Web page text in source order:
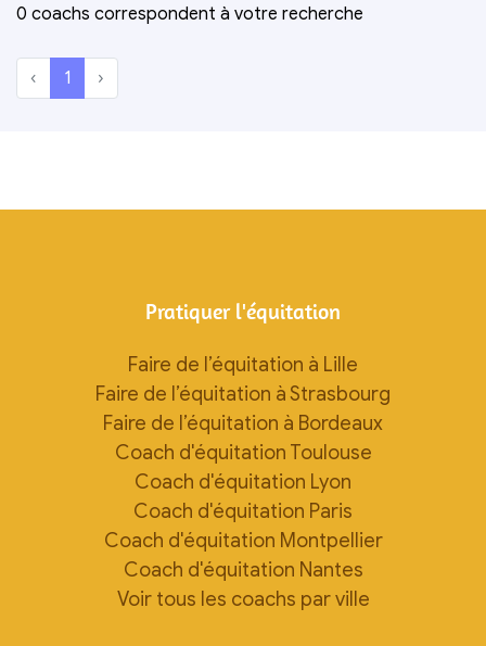
0 coachs correspondent à votre recherche
‹ 1 ›
Pratiquer l'équitation
Faire de l’équitation à Lille
Faire de l’équitation à Strasbourg
Faire de l’équitation à Bordeaux
Coach d'équitation Toulouse
Coach d'équitation Lyon
Coach d'équitation Paris
Coach d'équitation Montpellier
Coach d'équitation Nantes
Voir tous les coachs par ville